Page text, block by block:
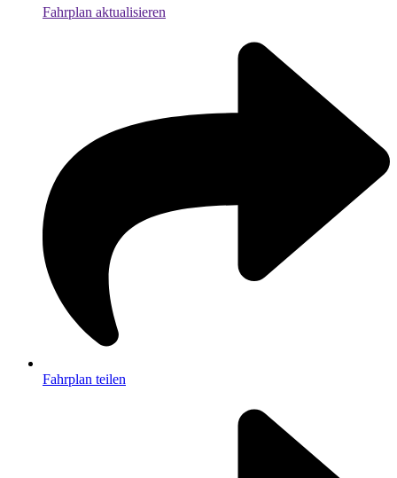
Fahrplan aktualisieren
Fahrplan teilen